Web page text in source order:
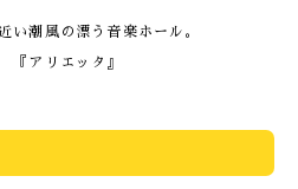
い潮風の漂う音楽ホール。
『アリエッタ』